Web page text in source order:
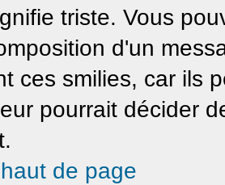
triste. Vous
d'un
ces smilies, car ils
pourrait décider
de page